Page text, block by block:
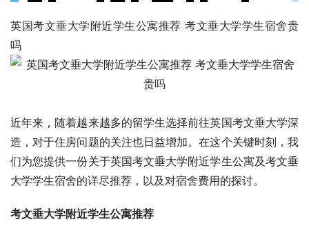
英国考文垂大学附近学生公寓推荐 考文垂大学学生宿舍贵
吗
近年来，随着越来越多的留学生选择前往英国考文垂大学深
造，对于住房问题的关注也日益增加。在这个关键时刻，我
们为您提供一份关于英国考文垂大学附近学生公寓及考文垂
大学学生宿舍的详尽推荐，以及对宿舍费用的探讨。
考文垂大学附近学生公寓推荐